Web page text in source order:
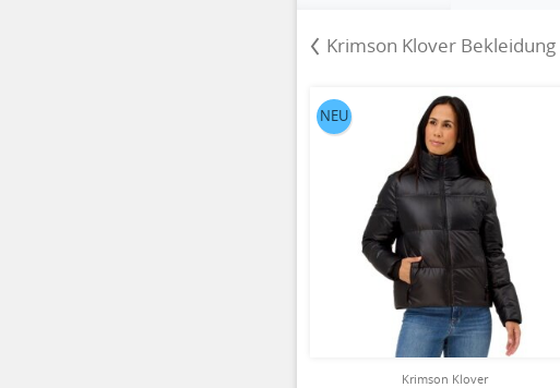
Krimson Klover Bekleidung
Krimson Klover
NEU